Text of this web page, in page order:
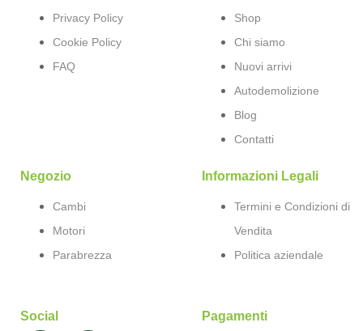
Privacy Policy
Cookie Policy
FAQ
Shop
Chi siamo
Nuovi arrivi
Autodemolizione
Blog
Contatti
Negozio
Cambi
Motori
Parabrezza
Informazioni Legali
Termini e Condizioni di
Vendita
Politica aziendale
Social Pagamenti